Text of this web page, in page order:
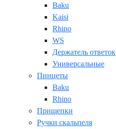
Baku
Kaisi
Rhino
WS
Держатель ответок
Универсальные
Пинцеты
Baku
Rhino
Прищепки
Ручки скальпеля